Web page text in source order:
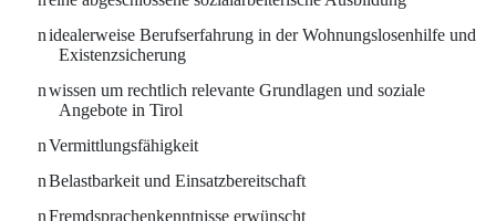
nidealerweise Berufserfahrung in der Wohnungslosenhilfe und
Existenzsicherung
nwissen um rechtlich relevante Grundlagen und soziale
Angebote in Tirol
nVermittlungsfähigkeit
nBelastbarkeit und Einsatzbereitschaft
nFremdsprachenkenntnisse erwünscht